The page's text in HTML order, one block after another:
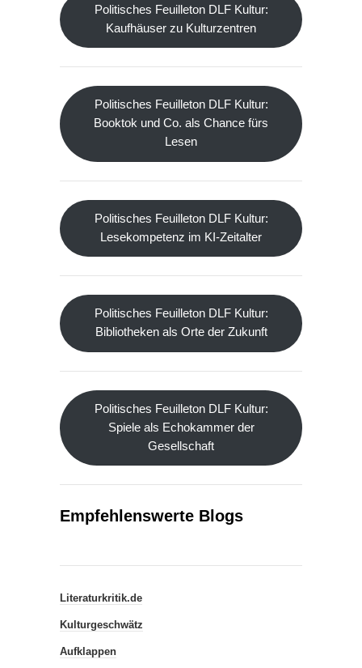
Politisches Feuilleton DLF Kultur:
Kaufhäuser zu Kulturzentren
Politisches Feuilleton DLF Kultur:
Booktok und Co. als Chance fürs
Lesen
Politisches Feuilleton DLF Kultur:
Lesekompetenz im KI-Zeitalter
Politisches Feuilleton DLF Kultur:
Bibliotheken als Orte der Zukunft
Politisches Feuilleton DLF Kultur:
Spiele als Echokammer der
Gesellschaft
Empfehlenswerte Blogs
Literaturkritik.de
Kulturgeschwätz
Aufklappen